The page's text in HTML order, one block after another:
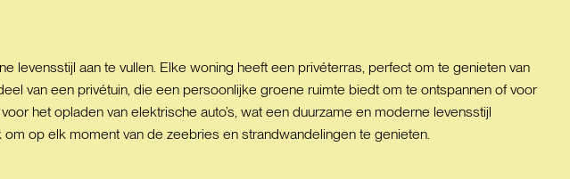
levensstijl aan te vullen. Elke woning heeft een privéterras, perfect om te genieten van
van een privétuin, die een persoonlijke groene ruimte biedt om te ontspannen of voor
het opladen van elektrische auto’s, wat een duurzame en moderne levensstijl
op elk moment van de zeebries en strandwandelingen te genieten.